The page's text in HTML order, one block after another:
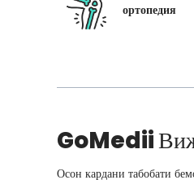
ортопедия
GoMedii
Осон кардани табобати